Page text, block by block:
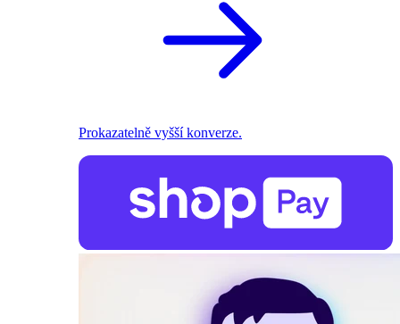
Prokazatelně vyšší konverze.